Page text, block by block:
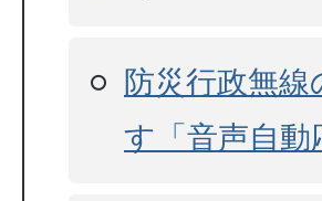
防災行政無
す「音声自